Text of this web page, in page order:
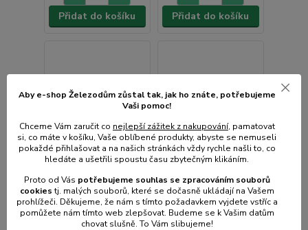
Přidat do košíku Přidat do košíku
Aby e-shop Železodům zůstal tak, jak ho znáte, potřebujeme
Vaši pomoc!
Chceme Vám zaručit co nejlepší zážitek z nakupování, pamatovat
si, co máte v košíku, Vaše oblíbené produkty, abyste se nemuseli
pokaždé přihlašovat a na našich stránkách vždy rychle našli to, co
hledáte a ušetřili spoustu času zbytečným klikáním.
Proto od Vás potřebujeme souhlas se zpracováním souborů
cookiestj. malých souborů, které se dočasně ukládají na Vašem
prohlížeči. Děkujeme, že nám s tímto požadavkem vyjdete vstříc a
pomůžete nám tímto web zlepšovat. Budeme se k Vašim datům
chovat slušně. To Vám slibujeme!